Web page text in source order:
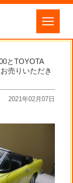
とTOYOTA
売りいただき
2021年02月07日